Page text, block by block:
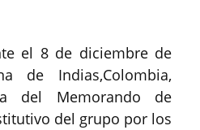
el 8 de diciembre de
de Indias,Colombia,
del Memorando de
del grupo por los